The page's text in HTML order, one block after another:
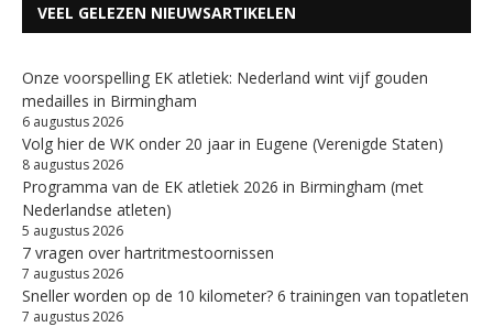
VEEL GELEZEN NIEUWSARTIKELEN
Onze voorspelling EK atletiek: Nederland wint vijf gouden
medailles in Birmingham
6 augustus 2026
Volg hier de WK onder 20 jaar in Eugene (Verenigde Staten)
8 augustus 2026
Programma van de EK atletiek 2026 in Birmingham (met
Nederlandse atleten)
5 augustus 2026
7 vragen over hartritmestoornissen
7 augustus 2026
Sneller worden op de 10 kilometer? 6 trainingen van topatleten
7 augustus 2026